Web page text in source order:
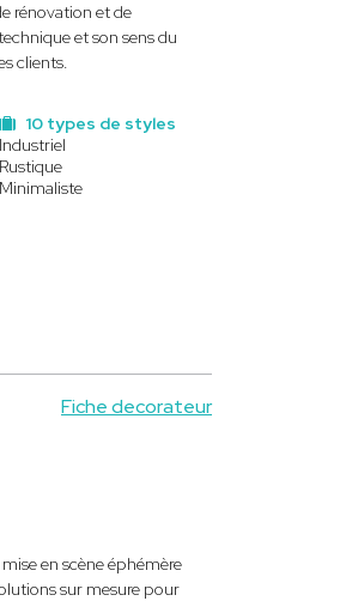
rénovation et de
et son sens du
clients.
10 types de styles
Industriel
Rustique
Minimaliste
Fiche decorateur
en scène éphémère
sur mesure pour